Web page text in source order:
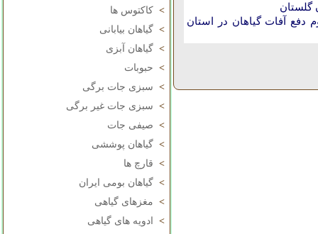
> کاکتوس ها
> گیاهان بیابانی
> گیاهان آبزی
> حبوبات
> سبزی جات برگی
> سبزی جات غیر برگی
> صیفی جات
> گیاهان پوششی
> قارچ ها
> گیاهان بومی ایران
> مغزهای گیاهی
>
ادویه های گیاهی
گلستان
آفات گیاهان در استان